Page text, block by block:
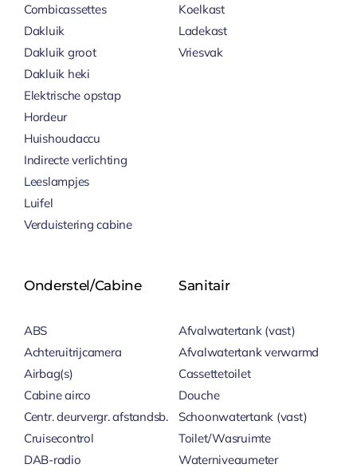
Combicassettes
Dakluik
Dakluik groot
Dakluik heki
Elektrische opstap
Hordeur
Huishoudaccu
Indirecte verlichting
Leeslampjes
Luifel
Verduistering cabine
Koelkast
Ladekast
Vriesvak
Onderstel/cabine
ABS
Achteruitrijcamera
Airbag(s)
Cabine airco
Centr. deurvergr. afstandsb.
Cruisecontrol
DAB-radio
Sanitair
Afvalwatertank (vast)
Afvalwatertank verwarmd
Cassettetoilet
Douche
Schoonwatertank (vast)
Toilet/Wasruimte
Waterniveaumeter